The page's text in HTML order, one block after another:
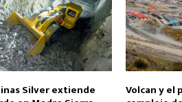
Silver extiende Volcan y el